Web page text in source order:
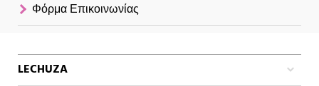
Φόρμα Επικοινωνίας
LECHUZA